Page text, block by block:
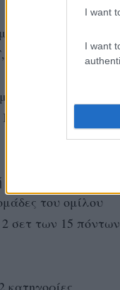
I want
I want
24
25
ομάδων
του ομίλου
2 σετ των 15 πόντων
κατηγορίες